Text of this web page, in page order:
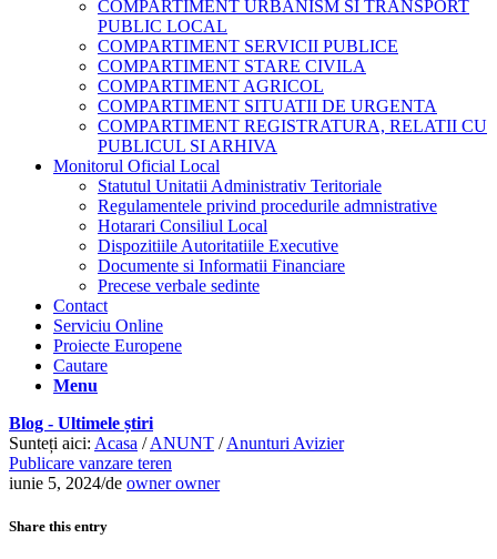
COMPARTIMENT URBANISM SI TRANSPORT
PUBLIC LOCAL
COMPARTIMENT SERVICII PUBLICE
COMPARTIMENT STARE CIVILA
COMPARTIMENT AGRICOL
COMPARTIMENT SITUATII DE URGENTA
COMPARTIMENT REGISTRATURA, RELATII CU
PUBLICUL SI ARHIVA
Monitorul Oficial Local
Statutul Unitatii Administrativ Teritoriale
Regulamentele privind procedurile admnistrative
Hotarari Consiliul Local
Dispozitiile Autoritatiile Executive
Documente si Informatii Financiare
Precese verbale sedinte
Contact
Serviciu Online
Proiecte Europene
Cautare
Menu
Blog - Ultimele știri
Sunteți aici: Acasa / ANUNT / Anunturi Avizier
Publicare vanzare teren
iunie 5, 2024/de owner owner
Share this entry